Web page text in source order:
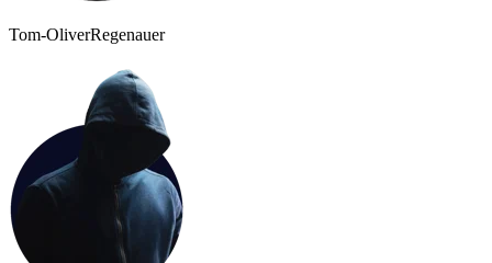
Tom-OliverRegenauer